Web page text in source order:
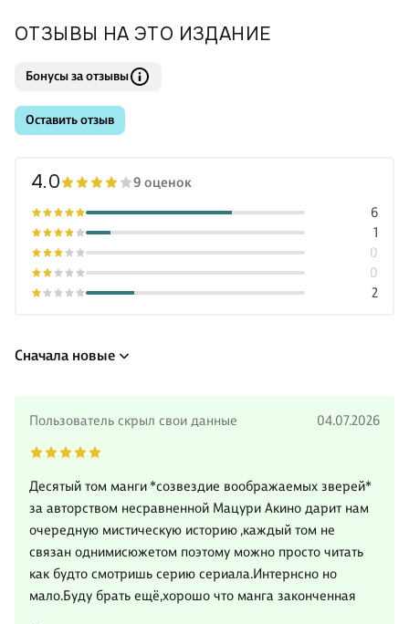
ОТЗЫВЫ НА ЭТО ИЗДАНИЕ
Бонусы за отзывы
Оставить отзыв
4.0 9 оценок
2
0
0
1
6
Сначала новые
Пользователь скрыл свои данные 04.07.2026
Десятый том манги *созвездие воображаемых зверей*
за авторством несравненной Мацури Акино дарит нам
очередную мистическую историю ,каждый том не
связан однимисюжетом поэтому можно просто читать
как будто смотришь серию сериала.Интернсно но
мало.Буду брать ещё,хорошо что манга законченная